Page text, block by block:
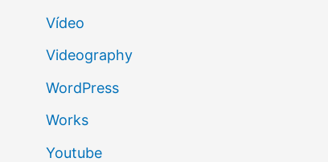
Vídeo
Videography
WordPress
Works
Youtube